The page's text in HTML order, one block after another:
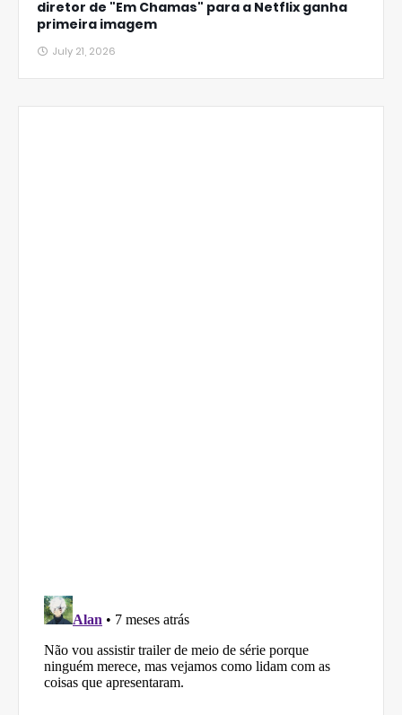
diretor de "Em Chamas" para a Netflix ganha
primeira imagem
July 21, 2026